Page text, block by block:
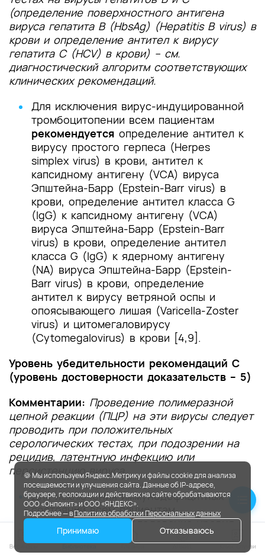
(определение поверхностного антигена
вируса гепатита B (HbsAg) (Hepatitis B virus) в
крови и определение антител к вирусу
гепатита C (HCV) в крови) – см.
диагностический алгоритм соответствующих
клинических рекомендаций.
Для исключения вирус-индуцированной
тромбоцитопении всем пациентам
рекомендуется определение антител к
вирусу простого герпеса (Herpes
simplex virus) в крови, антител к
капсидному антигену (VCA) вируса
Эпштейна-Барр (Epstein-Barr virus) в
крови, определение антител класса G
(IgG) к капсидному антигену (VCA)
вируса Эпштейна-Барр (Epstein-Barr
virus) в крови, определение антител
класса G (IgG) к ядерному антигену
(NA) вируса Эпштейна-Барр (Epstein-
Barr virus) в крови, определение
антител к вирусу ветряной оспы и
опоясывающего лишая (Varicella-Zoster
virus) и цитомегаловирусу
(Cytomegalovirus) в крови [4,9].
Уровень убедительности рекомендаций C
(уровень достоверности доказательств – 5)
Комментарии: Проведение полимеразной
цепной реакции (ПЦР) на эти вирусы следует
проводить при положительных
серологических тестах, при подозрении на
рецидив, латентную инфекцию или
персистенцию вируса.
Для исключения иммунодефицитных
состояний всем пациентам
рекомендуетсяисследование уровня
иммуноглобулинов в крови (Ig G, M, A)
[9,11,12].
🍪 Мы используем Яндекс.Метрику и файлы cookie для анализа
посещаемости и улучшения сайта. Данные об IP-адресе,
браузере, геолокации и действиях на сайте обрабатываются
ООО «Онпоинт» и ООО «ЯНДЕКС».
Подробнее — вПолитике обработки Персональных данных
Принимаю Отказываюсь